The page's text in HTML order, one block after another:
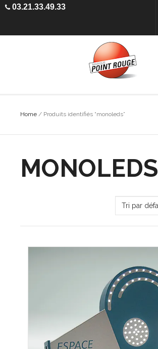
03.21.33.49.33
Home / Produits identifiés “monoleds”
MONOLEDS